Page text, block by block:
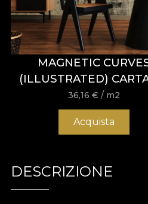
MAGNETIC
(ILLUSTRATED)
PARATI
36,16€ / m2
Acquista
DESCRIZIONE